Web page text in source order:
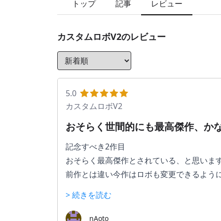
トップ 記事 レビュー
カスタムロボV2のレビュー
5.0
カスタムロボV2
おそらく世間的にも最高傑作、か
記念すべき2作目
おそらく最高傑作とされている、と思いま
前作とは違い今作はロボも変更できるよう
前作のオーソドックスなロボを相棒に色
最初に貰うロボが軽視されているわけでも
> 続きを読む
nAoto